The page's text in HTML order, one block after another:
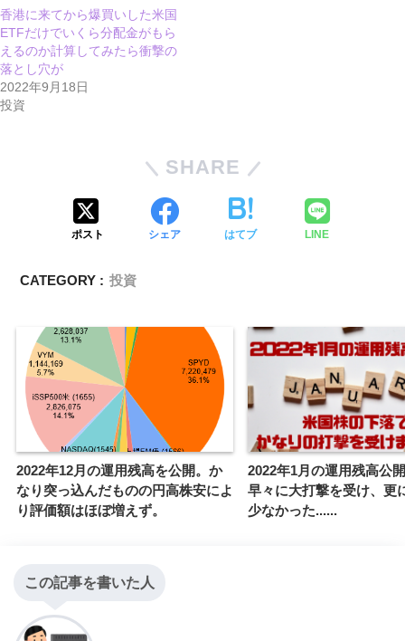
香港に来てから爆買いした米国
ETFだけでいくら分配金がもら
えるのか計算してみたら衝撃の
落とし穴が
2022年9月18日
投資
SHARE
ポスト シェア はてブ LINE
CATEGORY : 投資
2022年12月の運用残高を公開。か
なり突っ込んだものの円高株安によ
り評価額はほぼ増えず。
2022年1月の運用残高公
早々に大打撃を受け、更
少なかった......
この記事を書いた人